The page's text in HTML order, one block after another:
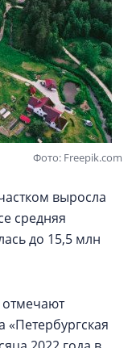
Фото: Freepik.com
выросла
средняя
до 15,5 млн
отмечают
«Петербургская